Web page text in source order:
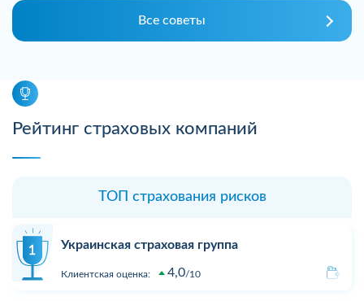
Все советы
Рейтинг страховых компаний
ТОП страхования рисков
Украинская страховая группа
Клиентская оценка: 4,0 10